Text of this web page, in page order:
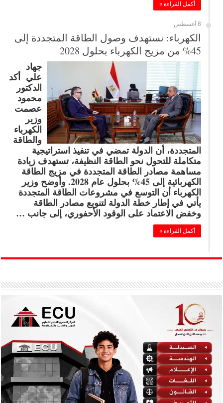
أكمل القراءة »
8 أغسطس
الكهرباء: نستهدف وصول الطاقة المتجددة إلى
45% من مزيج الكهرباء بحلول 2028
جهاد
علي أكد
الدكتور
محمود
عصمت
وزير
الكهرباء
والطاقة
المتجددة، أن الدولة تمضي في تنفيذ استراتيجية
متكاملة للتحول نحو الطاقة النظيفة، تستهدف زيادة
مساهمة مصادر الطاقة المتجددة في مزيج الطاقة
الكهربائية إلى 45% بحلول عام 2028. وأوضح وزير
الكهرباء أن التوسع في مشروعات الطاقة المتجددة
يأتي في إطار خطة الدولة لتنويع مصادر الطاقة
وخفض الاعتماد على الوقود الأحفوري، إلى جانب …
أكمل القراءة »